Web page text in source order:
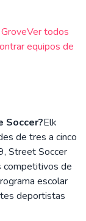
Ver todos
equipos de
Soccer?Elk
de tres a cinco
Street Soccer
competitivos de
escolar
deportistas